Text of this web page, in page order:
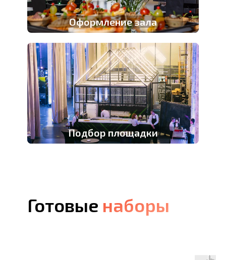
Подбор площадки
Оформление зала
наборы
Готовые наборы